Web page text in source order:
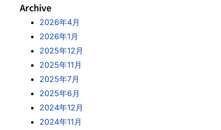
Archive
2026年4月
2026年1月
2025年12月
2025年11月
2025年7月
2025年6月
2024年12月
2024年11月